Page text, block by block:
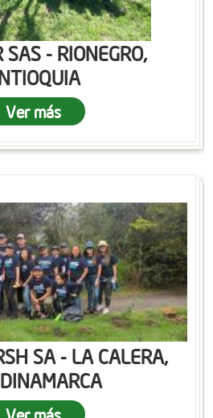
SAS - RIONEGRO,
Ver más
SA - LA CALERA,